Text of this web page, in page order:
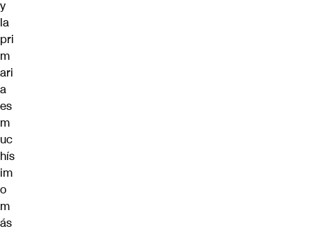
y
la
pri
m
ari
a
es
m
uc
hís
im
o
m
ás